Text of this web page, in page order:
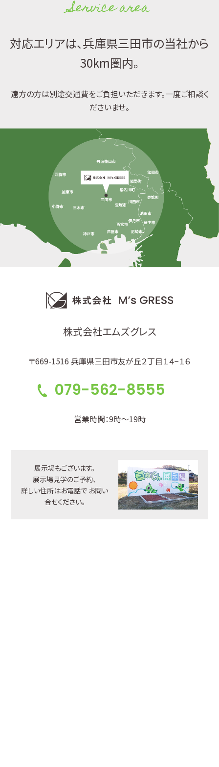
Service area
対応エリアは、兵庫県三田市の当社から
30km圏内。
遠方の方は別途交通費をご負担いただきます。一度ご相談く
ださいませ。
株式会社エムズグレス
〒669-1516 兵庫県三田市友が丘２丁目１４−１６
079-562-8555
営業時間：9時～19時
展示場もございます。
展示場見学のご予約、
詳しい住所はお電話で お問い
合せください。